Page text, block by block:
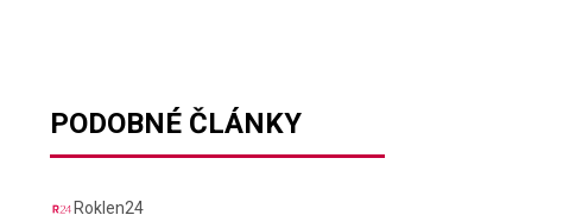
PODOBNÉ ČLÁNKY
Roklen24